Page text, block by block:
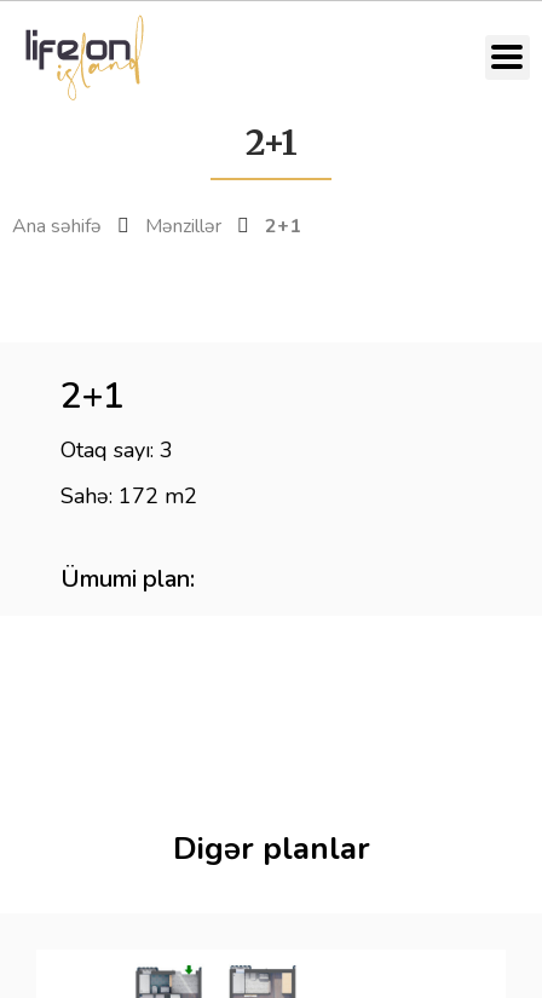
2+1
Ana səhifə Mənzillər 2+1
2+1
Otaq sayı: 3
Sahə: 172 m2
Ümumi plan:
Digər planlar